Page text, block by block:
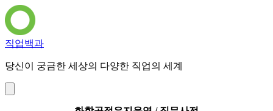
직업백과
당신이 궁금한 세상의 다양한 직업의 세계